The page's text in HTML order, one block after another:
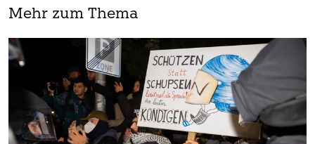
Mehr zum Thema